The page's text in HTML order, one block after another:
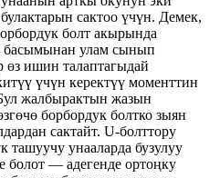
сактоо үчүн. Демек,
болт акырында
басымынан улам сынып
ишин талаптагыдай
үчүн керектүү моменттин
жалбырактын жазын
борбордук болтко зыян
сактайт. U-болттору
ташуучу унааларда бузулуу
болот — адегенде ортоңку